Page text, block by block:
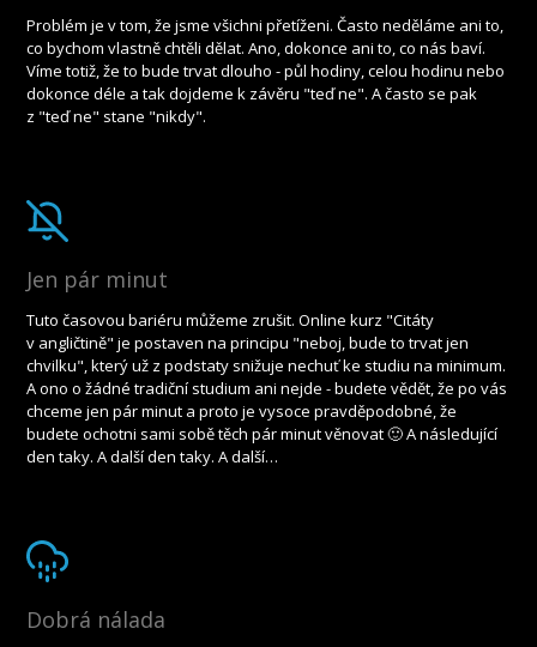
Problém je v tom, že jsme všichni přetíženi. Často neděláme ani to,
co bychom vlastně chtěli dělat. Ano, dokonce ani to, co nás baví.
Víme totiž, že to bude trvat dlouho - půl hodiny, celou hodinu nebo
dokonce déle a tak dojdeme k závěru "teď ne". A často se pak
z "teď ne" stane "nikdy".
Jen pár minut
Tuto časovou bariéru můžeme zrušit. Online kurz "Citáty
v angličtině" je postaven na principu "neboj, bude to trvat jen
chvilku", který už z podstaty snižuje nechuť ke studiu na minimum.
A ono o žádné tradiční studium ani nejde - budete vědět, že po vás
chceme jen pár minut a proto je vysoce pravděpodobné, že
budete ochotni sami sobě těch pár minut věnovat 🙂 A následující
den taky. A další den taky. A další…
Dobrá nálada